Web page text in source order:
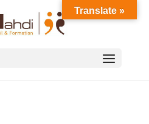
Translate »